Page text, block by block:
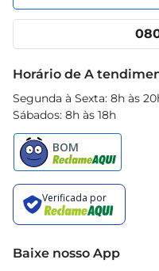
Cencosud Media
App Prezunic
Horário de A
Segunda à Sexta: 8h às
Sábados: 8h às 18h
Baixe nosso App